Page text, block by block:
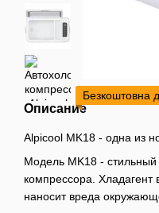
Безкоштовна
Описание
Alpicool MK18 - одна из
Модель MK18 -
компрессора.
наносит вреда